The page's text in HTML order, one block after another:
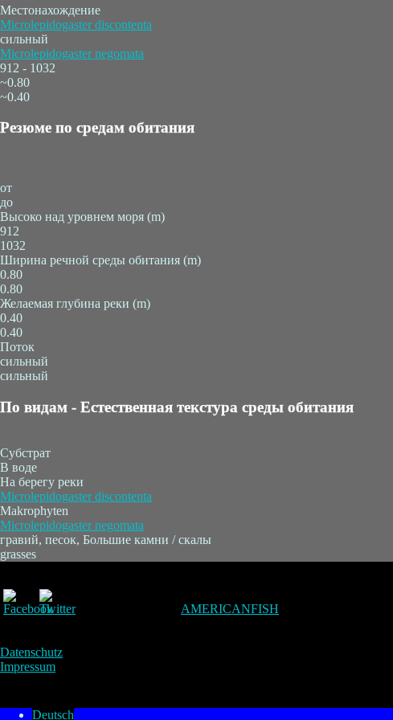
Местонахождение
Microlepidogaster discontenta
сильный
Microlepidogaster negomata
912 - 1032
~0.80
~0.40
Резюме по средам обитания
от
до
Высоко над уровнем моря (m)
912
1032
Ширина речной среды обитания (m)
0.80
0.80
Желаемая глубина реки (m)
0.40
0.40
Поток
сильный
сильный
По видам - Естественная текстура среды обитания
Субстрат
В воде
На берегу реки
Microlepidogaster discontenta
Makrophyten
Microlepidogaster negomata
гравий, песок, Большие камни / скалы
grasses
AMERICANFISH
Datenschutz
Impressum
Deutsch